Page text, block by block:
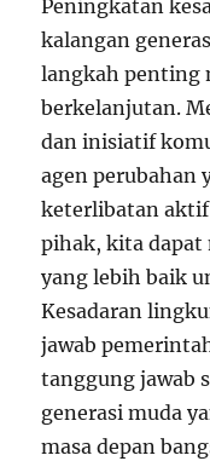
Peningkatan
kalangan
langkah penting
berkelanjutan.
dan inisiatif
agen perubahan
keterlibatan aktif
pihak, kita
yang lebih baik
Kesadaran
jawab
tanggung jawab
generasi muda
masa depan